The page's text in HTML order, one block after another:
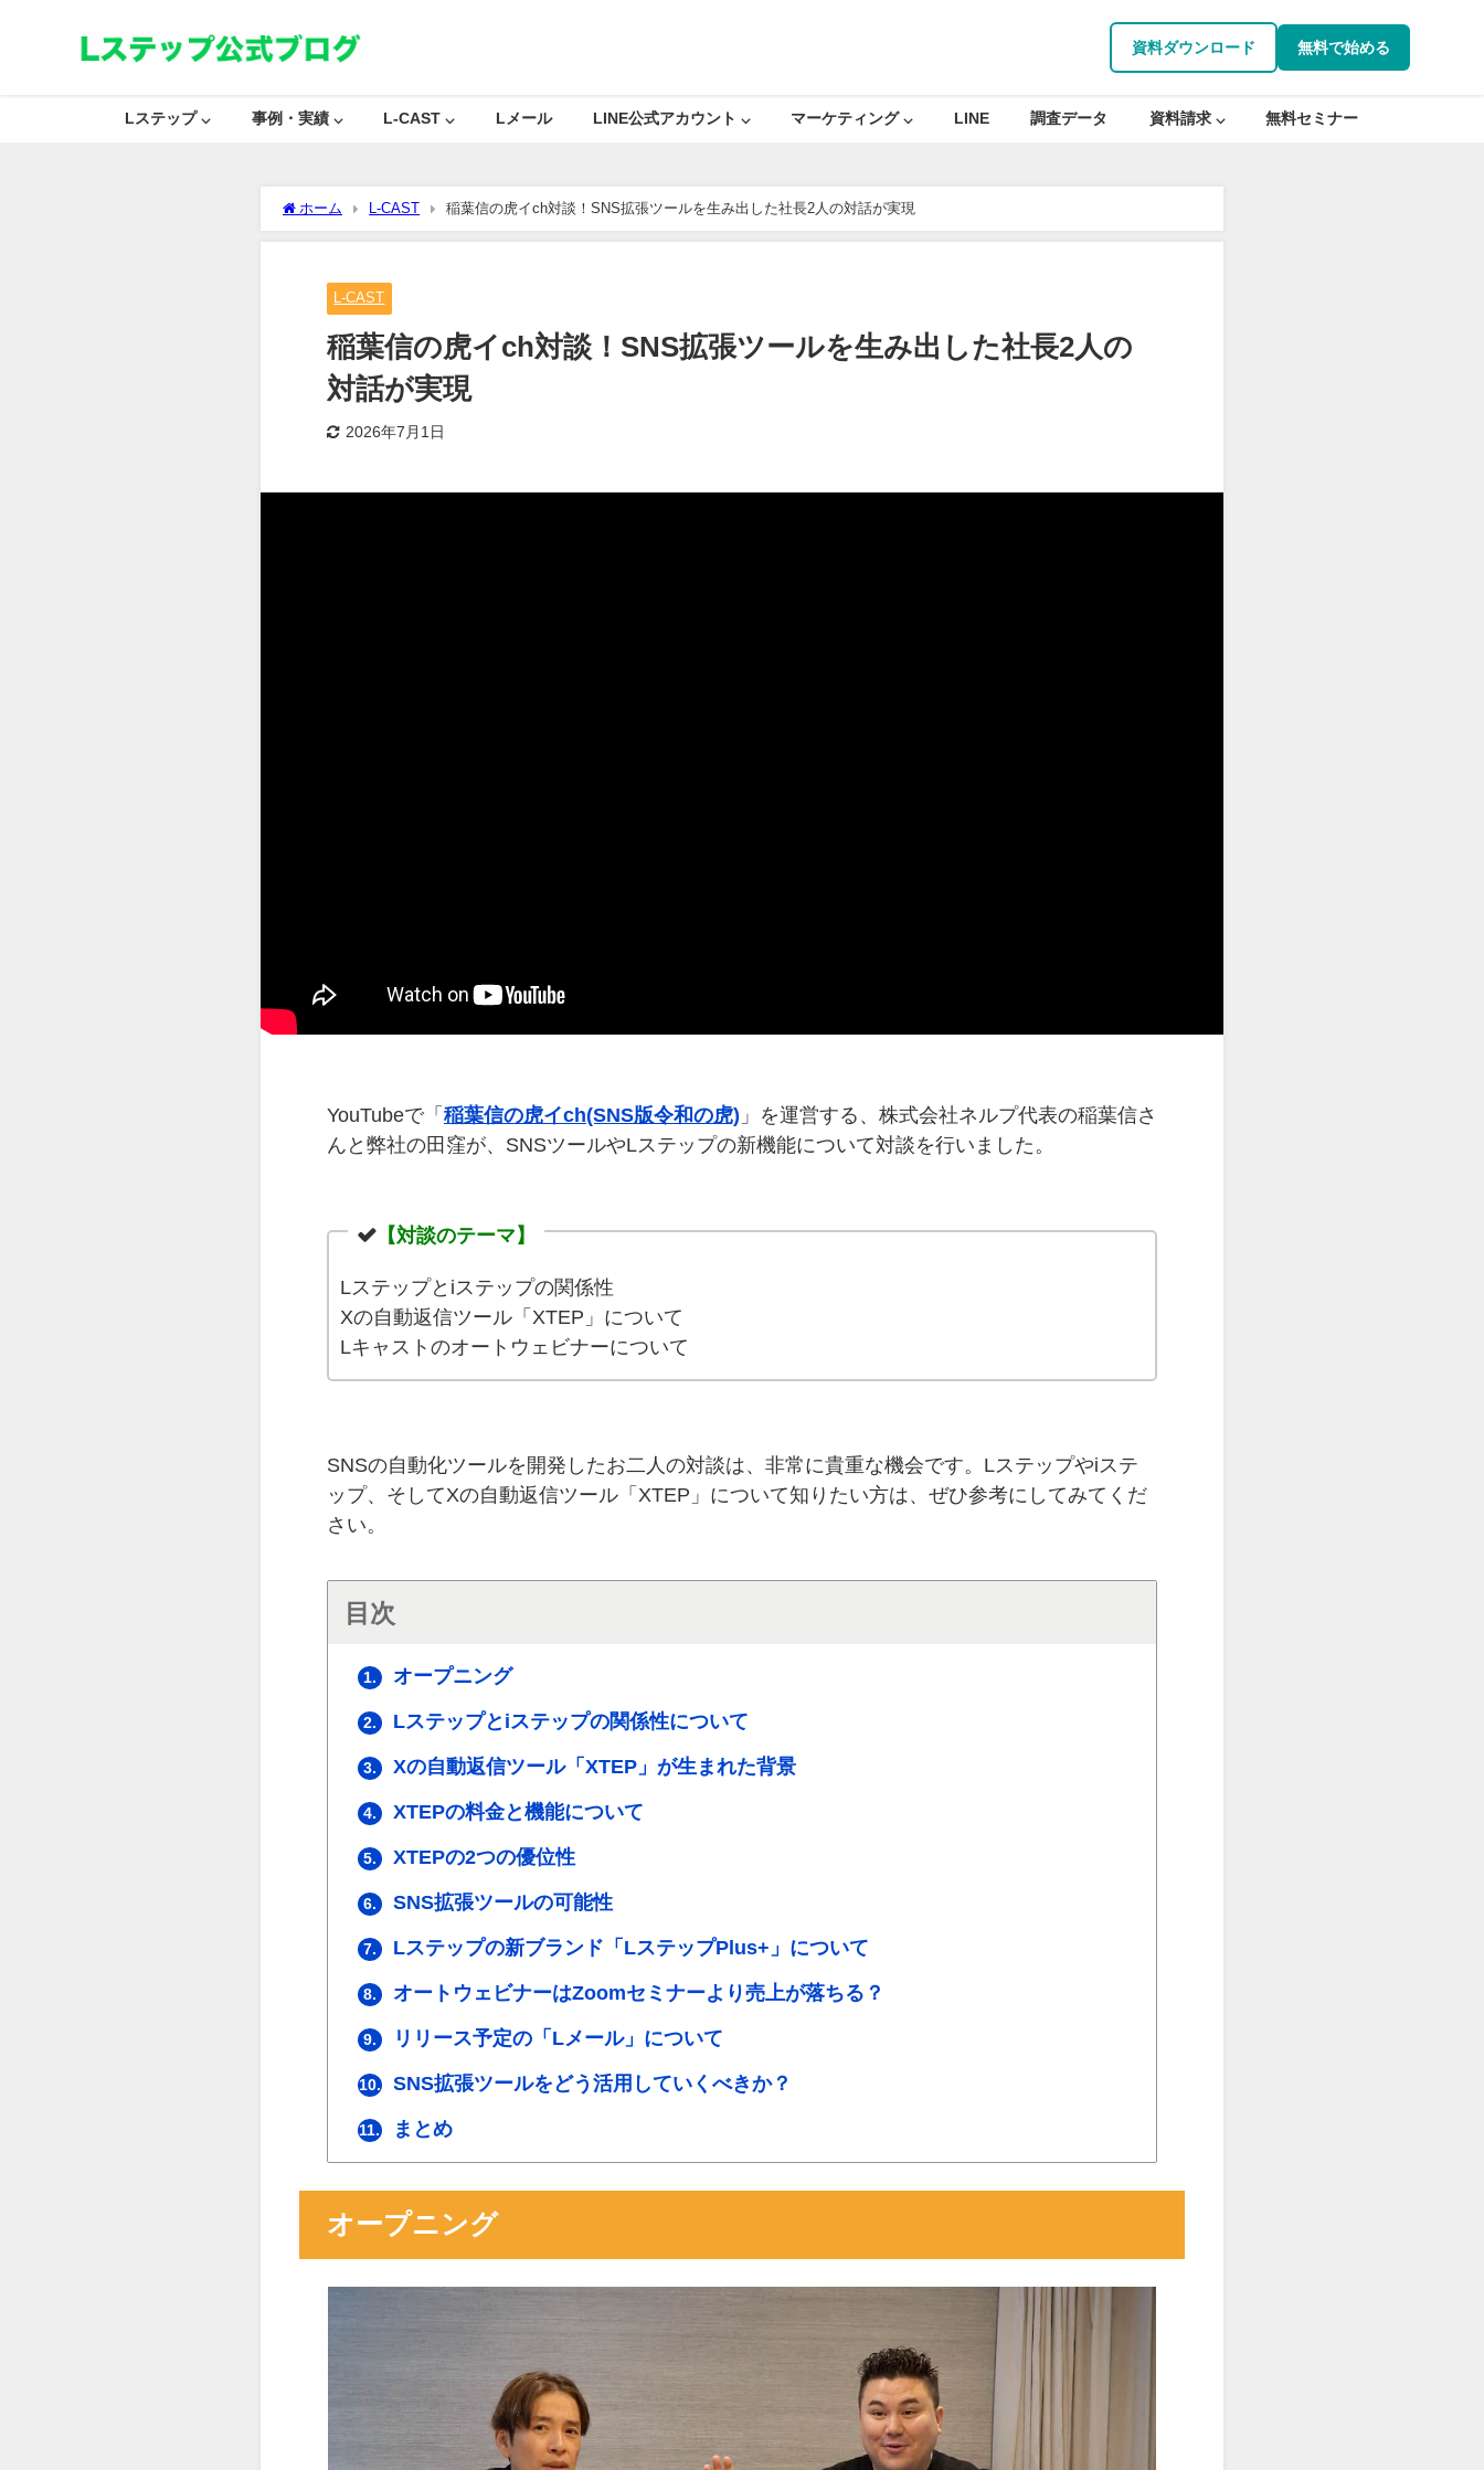
資料ダウンロード 無料で始める
Lステップ ⌵ 事例・実績 ⌵ L-CAST ⌵ Lメール LINE公式アカウント ⌵ マーケティング ⌵ LINE 調査データ 資料請求 ⌵ 無料セミナー
ホーム L-CAST 稲葉信の虎イch対談！SNS拡張ツールを生み出した社長2人の対話が実現
L-CAST
稲葉信の虎イch対談！SNS拡張ツールを生み出した社長2人の
対話が実現
2026年7月1日
YouTubeで「 稲葉信の虎イch(SNS版令和の虎) 」を運営する、株式会社ネルプ代表の稲葉信さ
んと弊社の田窪が、SNSツールやLステップの新機能について対談を行いました。
【対談のテーマ】
Lステップとiステップの関係性
Xの自動返信ツール「XTEP」について
Lキャストのオートウェビナーについて
SNSの自動化ツールを開発したお二人の対談は、非常に貴重な機会です。Lステップやiステ
ップ、そしてXの自動返信ツール「XTEP」について知りたい方は、ぜひ参考にしてみてくだ
さい。
目次
1. オープニング
2. Lステップとiステップの関係性について
3. Xの自動返信ツール「XTEP」が生まれた背景
4. XTEPの料金と機能について
5. XTEPの2つの優位性
6. SNS拡張ツールの可能性
7. Lステップの新ブランド「LステップPlus+」について
8. オートウェビナーはZoomセミナーより売上が落ちる？
9. リリース予定の「Lメール」について
10. SNS拡張ツールをどう活用していくべきか？
11. まとめ
オープニング